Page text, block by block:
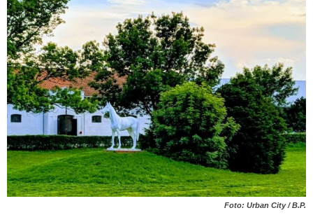
Foto: Urban City / B.P.